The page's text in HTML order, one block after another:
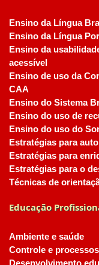
Ensino da Língua
Ensino da Língua
Ensino da
acessível
Ensino de uso da
CAA
Ensino do Sistema
Ensino do uso de
Ensino do uso do
Estratégias para
Estratégias para
Estratégias para o
Técnicas de
Educação
Ambiente e saúde
Controle e